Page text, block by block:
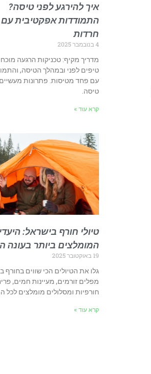
איך להירגע לפני טיסה?
התמודדות אפקטיבית עם
חרדות
4 בנובמבר 2025
מדריך מקיף: טכניקות הרגעה
טיפים לפני ובמהלך הטיסה,
עם פחד מטיסות. פתרונות
טיסה.
קרא עוד »
טיולי חורף בישראל:
המומלצים ביותר בעונה
19 באוקטובר 2025
גלו את הטיולים הכי שווים בחורף
מפלים זורמים, מעיינות חמים,
חורפיות ומסלולים מומלצים
קרא עוד »